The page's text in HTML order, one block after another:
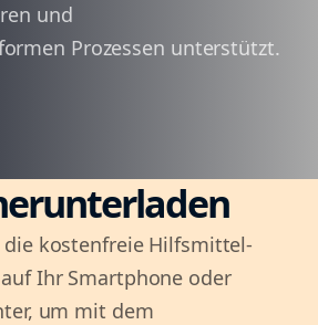
und
Prozessen unterstützt.
die kostenfreie Hilfsmittel-
Ihr Smartphone oder
um mit dem